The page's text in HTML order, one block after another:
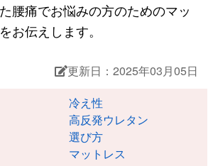
腰痛でお悩みの方のためのマッ
お伝えします。
更新日：2025年03月05日
冷え性
高反発ウレタン
選び方
マットレス